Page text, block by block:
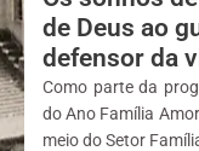
de Deus ao
defensor da
Como parte da
do Ano Família
meio do Setor